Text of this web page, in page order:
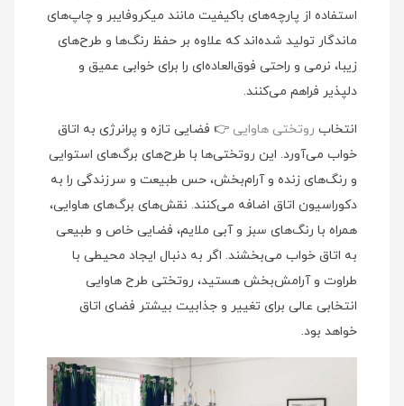
استفاده از پارچه‌های باکیفیت مانند میکروفایبر و چاپ‌های
ماندگار تولید شده‌اند که علاوه بر حفظ رنگ‌ها و طرح‌های
زیبا، نرمی و راحتی فوق‌العاده‌ای را برای خوابی عمیق و
دلپذیر فراهم می‌کنند.
انتخاب روتختی هاوایی 👉 فضایی تازه و پرانرژی به اتاق
خواب می‌آورد. این روتختی‌ها با طرح‌های برگ‌های استوایی
و رنگ‌های زنده و آرام‌بخش، حس طبیعت و سرزندگی را به
دکوراسیون اتاق اضافه می‌کنند. نقش‌های برگ‌های هاوایی،
همراه با رنگ‌های سبز و آبی ملایم، فضایی خاص و طبیعی
به اتاق خواب می‌بخشند. اگر به دنبال ایجاد محیطی با
طراوت و آرامش‌بخش هستید، روتختی طرح هاوایی
انتخابی عالی برای تغییر و جذابیت بیشتر فضای اتاق
خواهد بود.